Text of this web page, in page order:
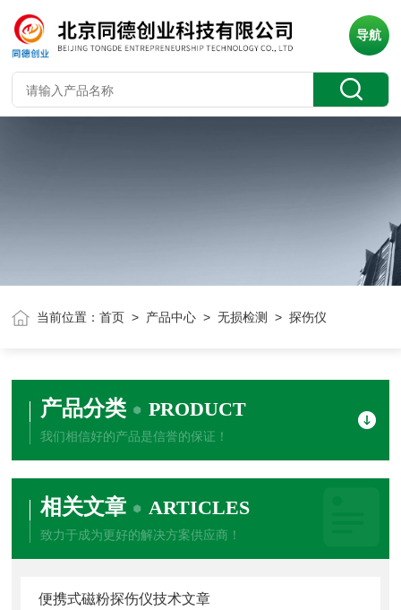
导航
当前位置：首页 > 产品中心 >无损检测 > 探伤仪
产品分类 PRODUCT
我们相信好的产品是信誉的保证！
相关文章 ARTICLES
致力于成为更好的解决方案供应商！
便携式磁粉探伤仪技术文章